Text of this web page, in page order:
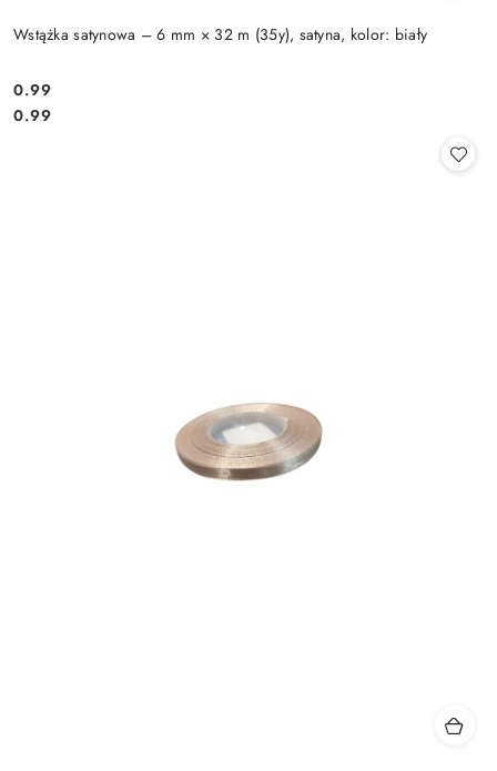
Wstążka satynowa – 6 mm × 32 m (35y), satyna, kolor: biały
Cena:
0.99
Cena:
0.99